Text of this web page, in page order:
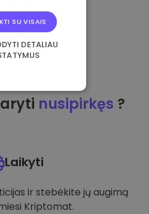
nusipirkęs ?
Laikyti
ir stebėkite jų augimą
Kriptomat.
SU VISAIS
DETALIAU
GERINANTYS